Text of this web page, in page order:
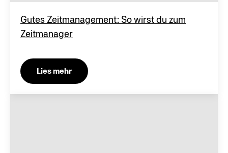
Gutes Zeitmanagement: So wirst du zum
Zeitmanager
Lies mehr